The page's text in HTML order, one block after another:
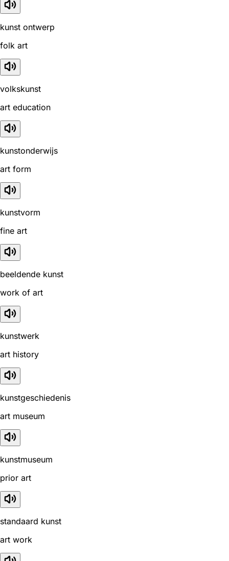
kunst ontwerp
folk art
volkskunst
art education
kunstonderwijs
art form
kunstvorm
fine art
beeldende kunst
work of art
kunstwerk
art history
kunstgeschiedenis
art museum
kunstmuseum
prior art
standaard kunst
art work